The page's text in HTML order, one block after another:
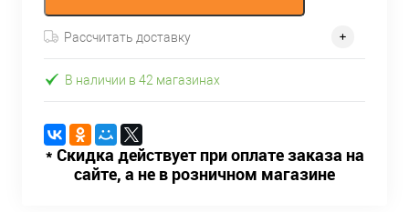
Рассчитать доставку
В наличии в 42 магазинах
* Скидка действует при оплате заказа на
сайте, а не в розничном магазине